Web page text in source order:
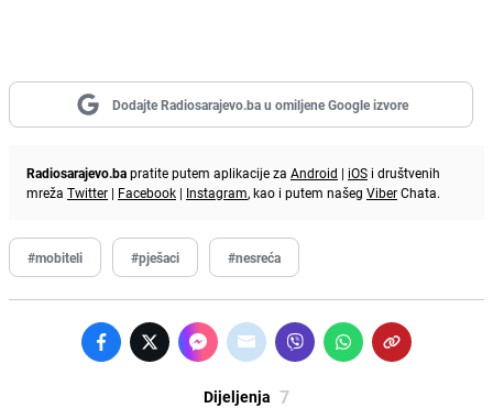
Dodajte Radiosarajevo.ba u omiljene Google izvore
Radiosarajevo.bapratite putem aplikacije za Android | iOS i društvenih
mreža Twitter | Facebook | Instagram, kao i putem našeg ViberChata.
#mobiteli #pješaci #nesreća
Dijeljenja 7